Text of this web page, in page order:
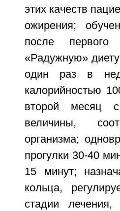
этих качеств
ожирения;
после первого
«Радужную»
один раз в
калорийностью
второй месяц
величины,
организма;
прогулки 30-40
15 минут;
кольца,
стадии лечения,